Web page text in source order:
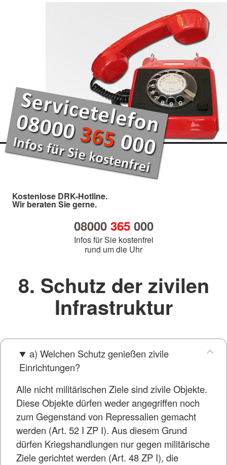
Kostenlose DRK-Hotline.
Wir beraten Sie gerne.
08000 365000
Infos für Sie kostenfrei
rund um die Uhr
8. Schutz der zivilen
Infrastruktur
a) Welchen Schutz genießen zivile
Einrichtungen?
Alle nicht militärischen Ziele sind zivile Objekte.
Diese Objekte dürfen weder angegriffen noch
zum Gegenstand von Repressalien gemacht
werden (Art. 52 I ZP I). Aus diesem Grund
dürfen Kriegshandlungen nur gegen militärische
Ziele gerichtet werden (Art. 48 ZP I), die